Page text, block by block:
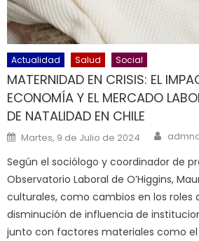
Actualidad Salud Social
MATERNIDAD EN CRISIS: EL
ECONOMÍA Y EL MERCADO
DE NATALIDAD EN CHILE
Posted on
Martes, 9 de Julio de 2024
Según el sociólogo y coordinador de
Observatorio Laboral de O’Higgins,
culturales, como cambios en los roles
disminución de influencia de
junto con factores materiales como